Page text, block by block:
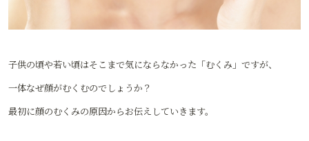
子供の頃や若い頃はそこまで気にならなかった「むくみ」ですが、
一体なぜ顔がむくむのでしょうか？
最初に顔のむくみの原因からお伝えしていきます。